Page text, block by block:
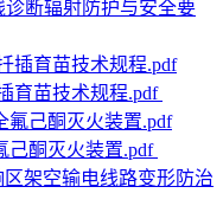
诊断辐射防护与安全要
育苗技术规程.pdf
己酮灭火装置.pdf